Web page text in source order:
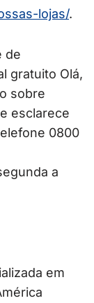
lojas/.
de
gratuito Olá,
sobre
esclarece
0800
a
em